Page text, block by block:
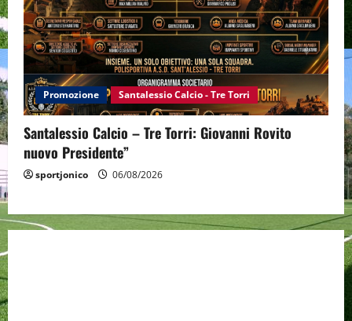
Promozione Santalessio Calcio - Tre Torri
Santalessio Calcio – Tre Torri: Giovanni Rovito
nuovo Presidente”
sportjonico 06/08/2026